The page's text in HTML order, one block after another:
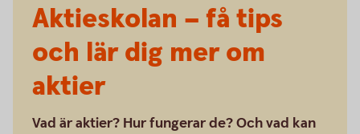
Aktieskolan – få tips
och lär dig mer om
aktier
Vad är aktier? Hur fungerar de? Och vad kan